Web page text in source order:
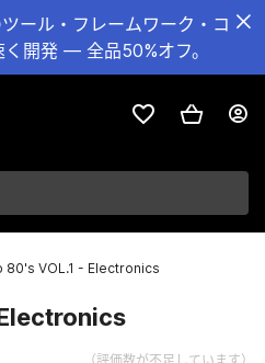
ール・フレームワーク・コ
開発 — 全品50%オフ。
80's VOL.1 - Electronics
（評価数が不足しています）